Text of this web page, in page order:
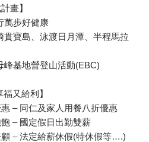
畫】
萬步好健康
貫寶島、泳渡日月潭、半程馬拉
峰基地營登山活動(EBC)
福又給利】
– 同仁及家人用餐八折優惠
– 國定假日出勤雙薪
– 法定給薪休假(特休假等….)